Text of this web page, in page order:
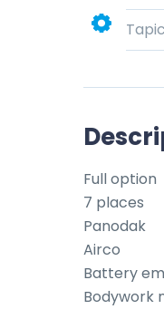
Full option
7 places
Panodak
Airco
Battery
Bodywork